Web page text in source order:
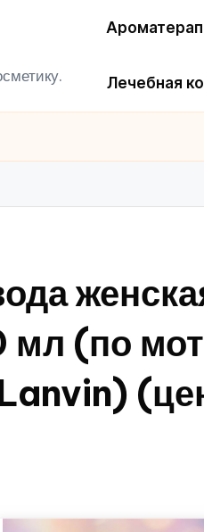
Лечебная
мл (по